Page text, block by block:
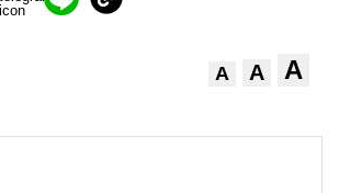
A A A